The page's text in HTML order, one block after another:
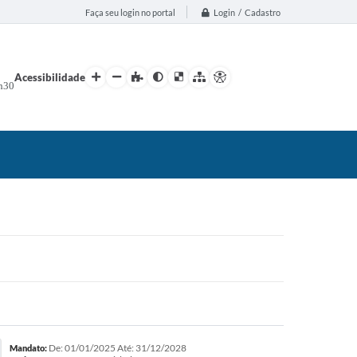
Faça seu login no portal Login / Cadastro
Acessibilidade
Mandato:De: 01/01/2025 Até: 31/12/2028